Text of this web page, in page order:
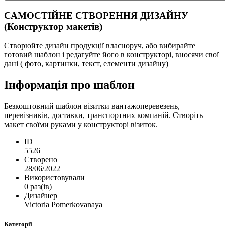
САМОСТІЙНЕ СТВОРЕННЯ ДИЗАЙНУ
(Конструктор макетів)
Створюйте дизайн продукції власноруч, або вибирайте
готовий шаблон і редагуйте його в конструкторі, вносячи свої
дані ( фото, картинки, текст, елементи дизайну)
Інформація про шаблон
Безкоштовний шаблон візитки вантажоперевезень,
перевізників, доставки, транспортних компаній. Створіть
макет своїми руками у конструкторі візиток.
ID
5526
Створено
28/06/2022
Використовували
0 раз(ів)
Дизайнер
Victoria Pomerkovanaya
Категорії